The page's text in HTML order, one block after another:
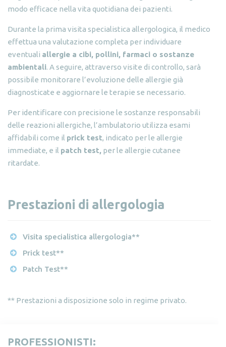
modo efficace nella vita quotidiana dei pazienti.
Durante la prima visita specialistica allergologica, il medico
effettua una valutazione completa per individuare
eventuali allergie a cibi, pollini, farmaci o sostanze
ambientali. A seguire, attraverso visite di controllo, sarà
possibile monitorare l’evoluzione delle allergie già
diagnosticate e aggiornare le terapie se necessario.
Per identificare con precisione le sostanze responsabili
delle reazioni allergiche, l’ambulatorio utilizza esami
affidabili come il prick test, indicato per le allergie
immediate, e il patch test, per le allergie cutanee
ritardate.
Prestazioni di allergologia
Visita specialistica allergologia**
Prick test**
Patch Test**
** Prestazioni a disposizione solo in regime privato.
PROFESSIONISTI: